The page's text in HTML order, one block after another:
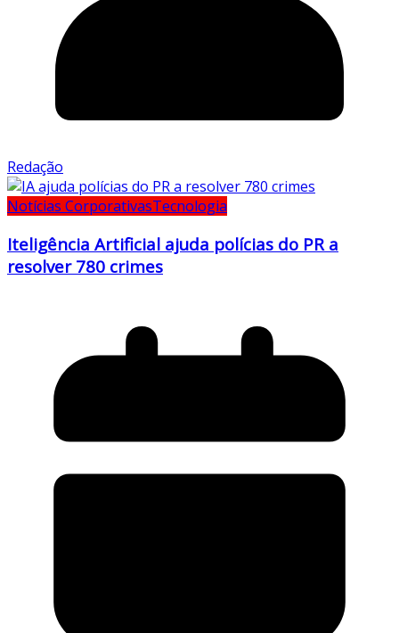
Redação
Notícias CorporativasTecnologia
Iteligência Artificial ajuda polícias do PR a
resolver 780 crimes